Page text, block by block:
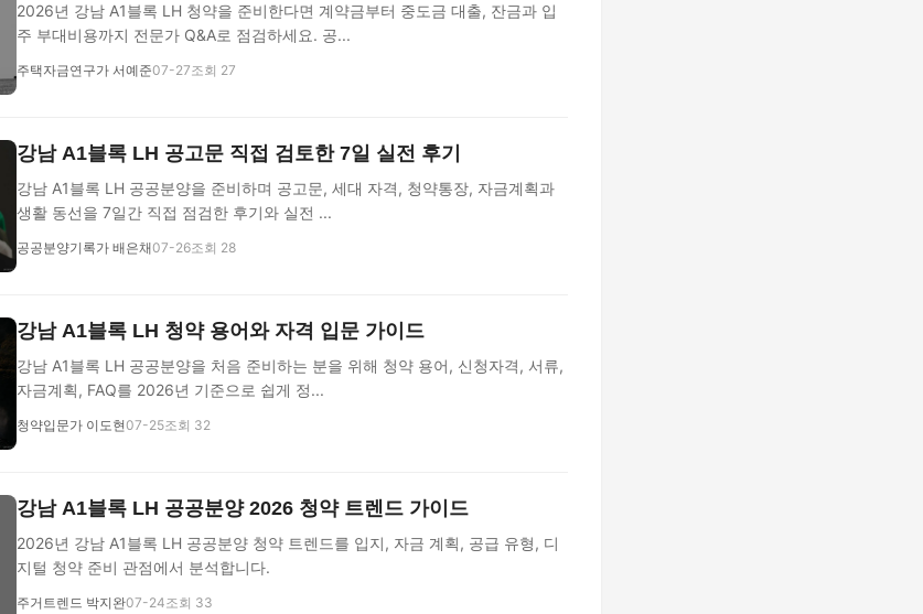
2026년 강남 A1블록 LH 청약을 준비한다면 계약금부터 중도금 대출, 잔금과 입
주 부대비용까지 전문가 Q&A로 점검하세요. 공...
주택자금연구가 서예준07-27조회 27
강남 A1블록 LH 공고문 직접 검토한 7일 실전 후기
강남 A1블록 LH 공공분양을 준비하며 공고문, 세대 자격, 청약통장, 자금계획과
생활 동선을 7일간 직접 점검한 후기와 실전 ...
공공분양기록가 배은채07-26조회 28
강남 A1블록 LH 청약 용어와 자격 입문 가이드
강남 A1블록 LH 공공분양을 처음 준비하는 분을 위해 청약 용어, 신청자격, 서류,
자금계획, FAQ를 2026년 기준으로 쉽게 정...
청약입문가 이도현07-25조회 32
강남 A1블록 LH 공공분양 2026 청약 트렌드 가이드
2026년 강남 A1블록 LH 공공분양 청약 트렌드를 입지, 자금 계획, 공급 유형, 디
지털 청약 준비 관점에서 분석합니다.
주거트렌드 박지완07-24조회 33